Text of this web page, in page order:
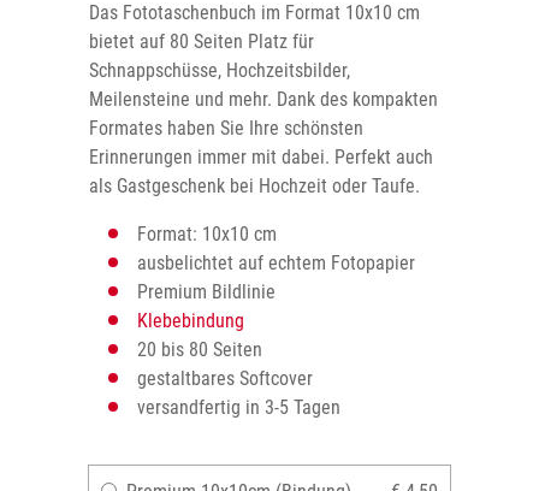
Das Fototaschenbuch im Format 10x10 cm
bietet auf 80 Seiten Platz für
Schnappschüsse, Hochzeitsbilder,
Meilensteine und mehr. Dank des kompakten
Formates haben Sie Ihre schönsten
Erinnerungen immer mit dabei. Perfekt auch
als Gastgeschenk bei Hochzeit oder Taufe.
Format: 10x10 cm
ausbelichtet auf echtem Fotopapier
Premium Bildlinie
Klebebindung
20 bis 80 Seiten
gestaltbares Softcover
versandfertig in 3-5 Tagen